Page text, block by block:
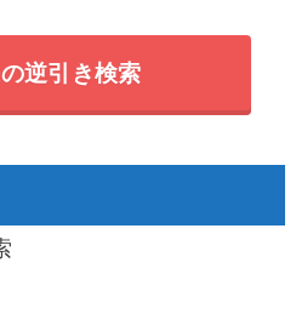
逆引き検索